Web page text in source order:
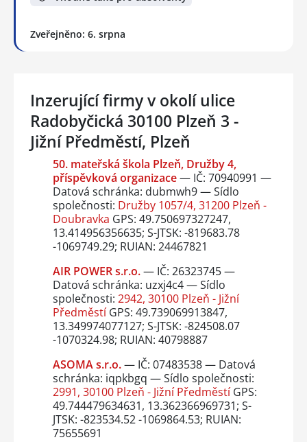
Zveřejněno: 6. srpna
Inzerující firmy v okolí ulice
Radobyčická 30100 Plzeň 3 -
Jižní Předměstí, Plzeň
50. mateřská škola Plzeň, Družby 4,
příspěvková organizace— IČ: 70940991 —
Datová schránka: dubmwh9 — Sídlo
společnosti: Družby 1057/4, 31200 Plzeň -
Doubravka GPS: 49.750697327247,
13.414956356635; S-JTSK: -819683.78
-1069749.29; RUIAN: 24467821
AIR POWER s.r.o.— IČ: 26323745 —
Datová schránka: uzxj4c4 — Sídlo
společnosti: 2942, 30100 Plzeň - Jižní
PředměstíGPS: 49.739069913847,
13.349974077127; S-JTSK: -824508.07
-1070324.98; RUIAN: 40798887
ASOMA s.r.o.— IČ: 07483538 — Datová
schránka: iqpkbgq — Sídlo společnosti:
2991, 30100 Plzeň - Jižní PředměstíGPS:
49.744479634631, 13.362366969731; S-
JTSK: -823534.52 -1069864.53; RUIAN:
75655691